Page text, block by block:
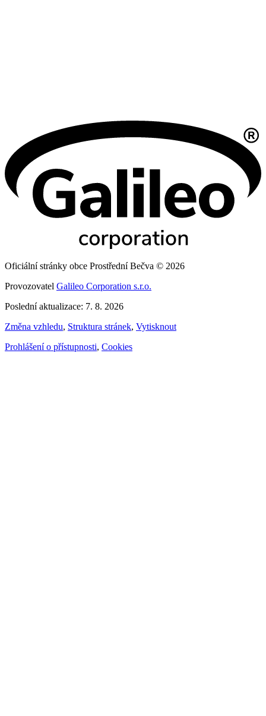
Oficiální stránky obce Prostřední Bečva © 2026
Provozovatel Galileo Corporation s.r.o.
Poslední aktualizace: 7. 8. 2026
Změna vzhledu, Struktura stránek, Vytisknout
Prohlášení o přístupnosti, Cookies